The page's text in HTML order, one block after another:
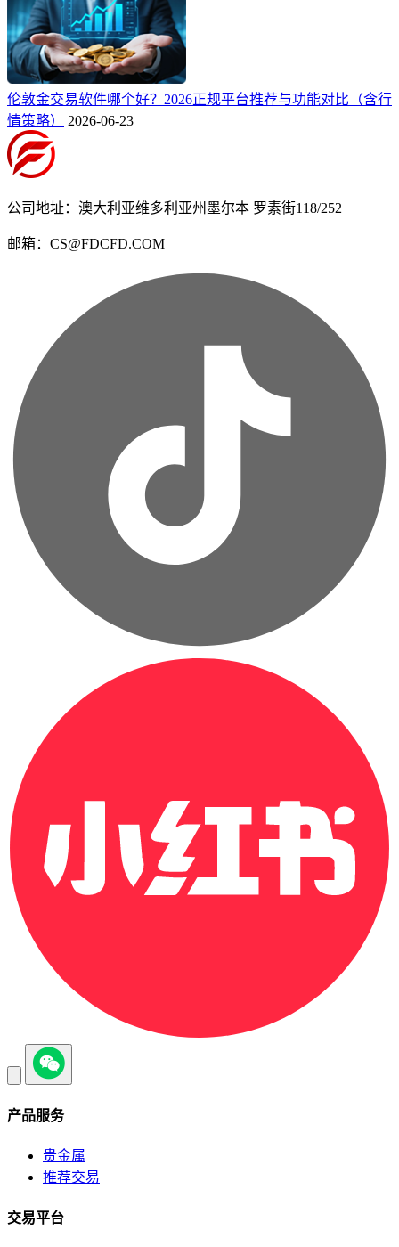
伦敦金交易软件哪个好？2026正规平台推荐与功能对比（含行
情策略）
2026-06-23
公司地址：澳大利亚维多利亚州墨尔本 罗素街118/252
邮箱：CS@FDCFD.COM
产品服务
贵金属
推荐交易
交易平台